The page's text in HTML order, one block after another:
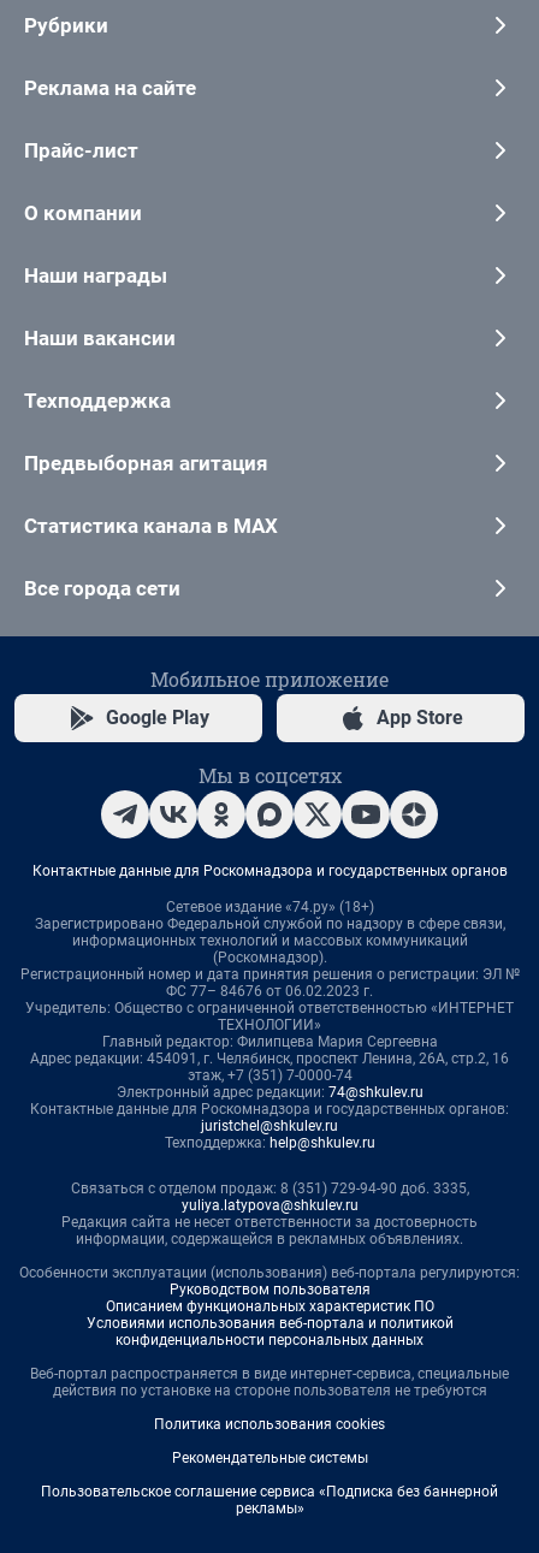
Рубрики
Реклама на сайте
Прайс-лист
О компании
Наши награды
Наши вакансии
Техподдержка
Предвыборная агитация
Статистика канала в MAX
Все города сети
Мобильное приложение
Google Play App Store
Мы в соцсетях
Контактные данные для Роскомнадзора и государственных органов
Сетевое издание «74.ру» (18+)
Зарегистрировано Федеральной службой по надзору в сфере связи,
информационных технологий и массовых коммуникаций
(Роскомнадзор).
Регистрационный номер и дата принятия решения о регистрации: ЭЛ №
ФС 77– 84676 от 06.02.2023 г.
Учредитель: Общество с ограниченной ответственностью «ИНТЕРНЕТ
ТЕХНОЛОГИИ»
Главный редактор: Филипцева Мария Сергеевна
Адрес редакции: 454091, г. Челябинск, проспект Ленина, 26А, стр.2, 16
этаж, +7 (351) 7-0000-74
Электронный адрес редакции: 74@shkulev.ru
Контактные данные для Роскомнадзора и государственных органов:
juristchel@shkulev.ru
Техподдержка: help@shkulev.ru
Связаться с отделом продаж: 8 (351) 729-94-90 доб. 3335,
yuliya.latypova@shkulev.ru
Редакция сайта не несет ответственности за достоверность
информации, содержащейся в рекламных объявлениях.
Особенности эксплуатации (использования) веб-портала регулируются:
Руководством пользователя
Описанием функциональных характеристик ПО
Условиями использования веб-портала и политикой
конфиденциальности персональных данных
Веб-портал распространяется в виде интернет-сервиса, специальные
действия по установке на стороне пользователя не требуются
Политика использования cookies
Рекомендательные системы
Пользовательское соглашение сервиса «Подписка без баннерной
рекламы»